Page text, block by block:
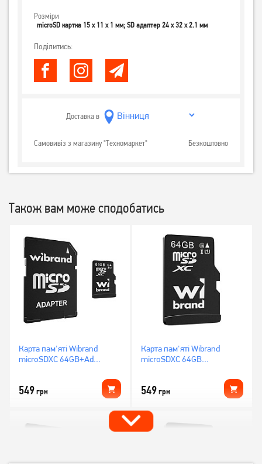
Розміри
microSD картка 15 x 11 x 1 мм; SD адаптер 24 x 32 x 2.1 мм
Поділитись:
Доставка в
Самовивіз з магазину "Техномаркет" Безкоштовно
Також вам може сподобатись
Карта пам'яті Wibrand
microSDXC 64GB+Ad
549грн
Карта пам'яті Wibrand
microSDXC 64GB
549грн